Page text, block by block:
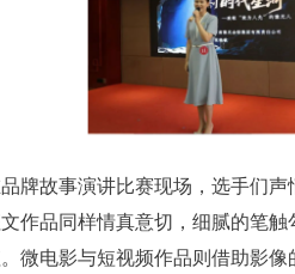
牌故事演讲比赛现场，选手们
作品同样情真意切，细腻的笔
微电影与短视频作品则借助影